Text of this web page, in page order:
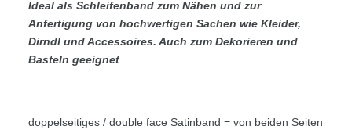
Ideal als Schleifenband zum Nähen und zur
Anfertigung von hochwertigen Sachen wie Kleider,
Dirndl und Accessoires. Auch zum Dekorieren und
Basteln geeignet
doppelseitiges / double face Satinband = von beiden Seiten